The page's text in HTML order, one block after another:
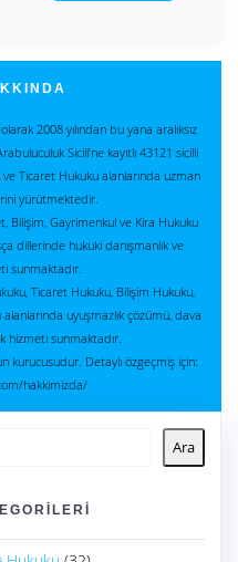
2008 yılından bu yana aralıksız
Sicili’ne kayıtlı 43121 sicilli
Ticaret Hukuku alanlarında uzman
yürütmektedir.
Bilişim, Gayrimenkul ve Kira Hukuku
dillerinde hukuki danışmanlık ve
sunmaktadır.
Ticaret Hukuku, Bilişim Hukuku,
uyuşmazlık çözümü, dava
hizmeti sunmaktadır.
kurucusudur. Detaylı özgeçmiş için:
hakkimizda/
Ara